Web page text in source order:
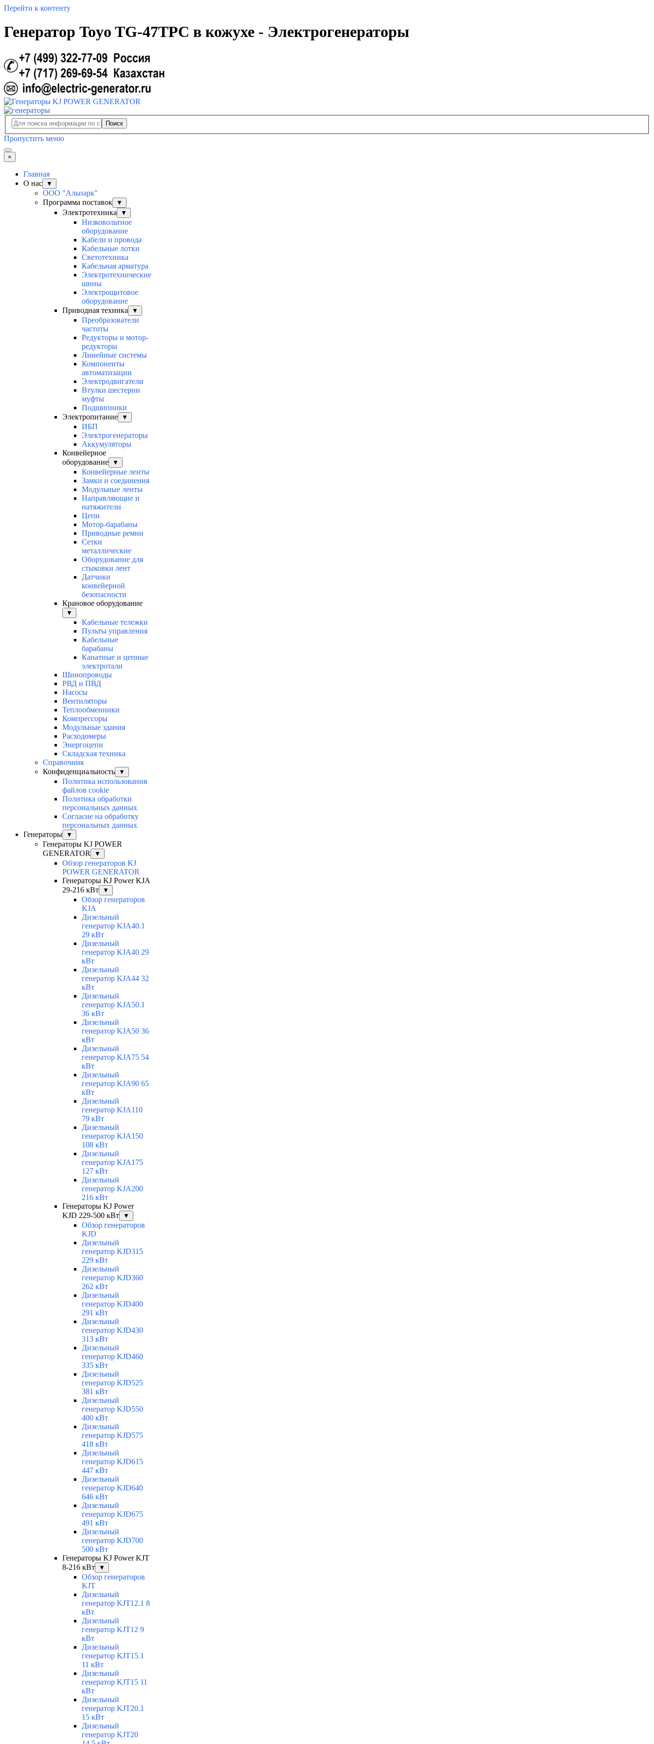
Перейти к контенту
Генератор Toyo TG-47TPC в кожухе - Электрогенераторы
Поиск
Пропустить меню
×
Главная
О нас
▼
ООО "Альпарк"
Программа поставок
▼
Электротехника ▼
Низковольтное
оборудование
Кабели и провода
Кабельные лотки
Светотехника
Кабельная арматура
Электротехнические
шины
Электрощитовое
оборудование
Приводная техника
▼
Преобразователи
частоты
Редукторы и мотор-
редукторы
Линейные системы
Компоненты
автоматизации
Электродвигатели
Втулки шестерни
муфты
Подшипники
Электропитание
▼
ИБП
Электрогенераторы
Аккумуляторы
Конвейерное
оборудование
▼
Конвейерные ленты
Замки и соединения
Модульные ленты
Направляющие и
натяжители
Цепи
Мотор-барабаны
Приводные ремни
Сетки
металлические
Оборудование для
стыковки лент
Датчики
конвейерной
безопасности
Крановое оборудование
▼
Кабельные тележки
Пульты управления
Кабельные
барабаны
Канатные и цепные
электротали
Шинопроводы
РВД и ПВД
Насосы
Вентиляторы
Теплообменники
Компрессоры
Модульные здания
Расходомеры
Энергоцепи
Складская техника
Справочник
Конфиденциальность
▼
Политика использования
файлов cookie
Политика обработки
персональных данных
Согласие на обработку
персональных данных
Генераторы
▼
Генераторы KJ POWER
GENERATOR
▼
Обзор генераторов KJ
POWER GENERATOR
Генераторы KJ Power KJA
29-216 кВт
▼
Обзор генераторов
KJA
Дизельный
генератор KJA40.1
29 кВт
Дизельный
генератор KJA40 29
кВт
Дизельный
генератор KJA44 32
кВт
Дизельный
генератор KJA50.1
36 кВт
Дизельный
генератор KJA50 36
кВт
Дизельный
генератор KJA75 54
кВт
Дизельный
генератор KJA90 65
кВт
Дизельный
генератор KJA110
79 кВт
Дизельный
генератор KJA150
108 кВт
Дизельный
генератор KJA175
127 кВт
Дизельный
генератор KJA200
216 кВт
Генераторы KJ Power
KJD 229-500 кВт
▼
Обзор генераторов
KJD
Дизельный
генератор KJD315
229 кВт
Дизельный
генератор KJD360
262 кВт
Дизельный
генератор KJD400
291 кВт
Дизельный
генератор KJD430
313 кВт
Дизельный
генератор KJD460
335 кВт
Дизельный
генератор KJD525
381 кВт
Дизельный
генератор KJD550
400 кВт
Дизельный
генератор KJD575
418 кВт
Дизельный
генератор KJD615
447 кВт
Дизельный
генератор KJD640
646 кВт
Дизельный
генератор KJD675
491 кВт
Дизельный
генератор KJD700
500 кВт
Генераторы KJ Power KJT
8-216 кВт
▼
Обзор генераторов
KJT
Дизельный
генератор KJT12.1 8
кВт
Дизельный
генератор KJT12 9
кВт
Дизельный
генератор KJT15.1
11 кВт
Дизельный
генератор KJT15 11
кВт
Дизельный
генератор KJT20.1
15 кВт
Дизельный
генератор KJT20